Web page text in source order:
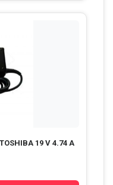
CHARGEUR POUR PC PORTABLE TOSHIBA 19 V 4.74 A